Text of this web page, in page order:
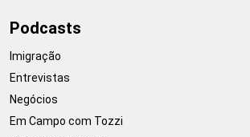
Podcasts
Imigração
Entrevistas
Negócios
Em Campo com Tozzi